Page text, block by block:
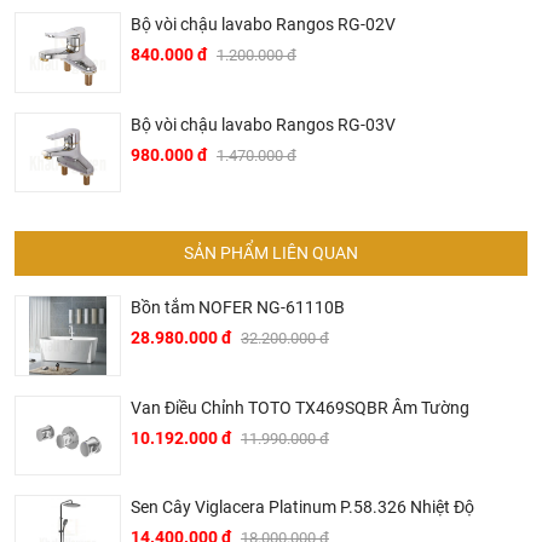
bán tốt nhất trong thị trường so với sản phẩm + dịch vụ
mà khách hàng nhận được. Bời vì Khali Nguyễn muốn
Dịch vụ riêng của Khali Nguyễn dành cho khách hàng:
Khảo sát công trình, để hỗ trợ khách hàng chọn sản
phẩm đúng và phù hợp cũng như đưa ra các lời
Bộ vòi chậu lavabo Rangos RG-02V
840.000 đ 1.200.000 đ
Bộ vòi chậu lavabo Rangos RG-03V
980.000 đ 1.470.000 đ
SẢN PHẨM LIÊN QUAN
Bồn tắm NOFER NG-61110B
28.980.000 đ 32.200.000 đ
Van Điều Chỉnh TOTO TX469SQBR Âm Tường
10.192.000 đ 11.990.000 đ
Sen Cây Viglacera Platinum P.58.326 Nhiệt Độ
14.400.000 đ 18.000.000 đ